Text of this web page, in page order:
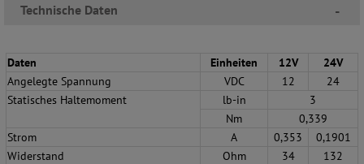
Technische Daten -
Daten Einheiten 12V
24V
Angelegte Spannung
VDC 12
24
Statisches Haltemoment lb-in
3
Nm
0,339
Strom
A 0,353
0,1901
Widerstand
Ohm 34
132